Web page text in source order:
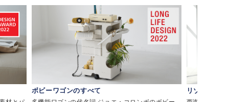
ボビーワゴンのすべて リゾートチ